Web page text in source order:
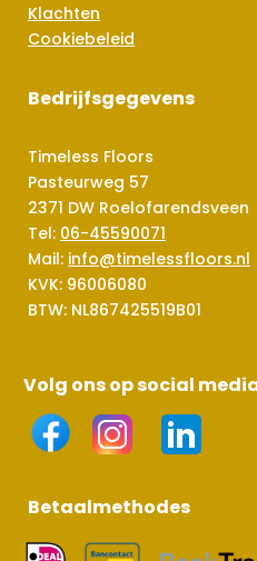
Klachten
Cookiebeleid
Bedrijfsgegevens
Timeless Floors
Pasteurweg 57
2371 DW Roelofarendsveen
Tel: 06-45590071
Mail: info@timelessfloors.nl
KVK: 96006080
BTW: NL867425519B01
Volg ons op social
Betaalmethodes